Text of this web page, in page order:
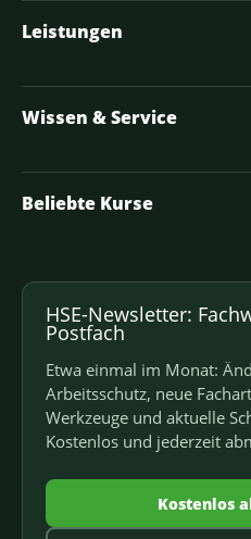
Leistungen
Wissen & Service
Beliebte Kurse
HSE-Newsletter:
Postfach
Etwa einmal im Monat:
Arbeitsschutz, neue
Werkzeuge und aktuelle
Kostenlos und jederzeit
Kostenlos